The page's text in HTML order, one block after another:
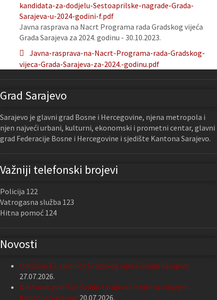
kandidata-za-dodjelu-Sestoaprilske-nagrade-Grada-
Sarajeva-u-2024-godini-f.pdf
Javna rasprava na Nacrt Programa rada Gradskog vijeća
Grada Sarajeva za 2024. godinu - 30.10.2023.
Javna-rasprava-na-Nacrt-Programa-rada-Gradskog-
vijeca-Grada-Sarajeva-za-2024.-godinu.pdf
Grad Sarajevo
Sarajevo je glavni grad Bosne i Hercegovine, njena metropola i
njen najveći urbani, kulturni, ekonomski i prometni centar, glavni
grad Federacije Bosne i Hercegovine i sjedište Kantona Sarajevo.
Važniji telefonski brojevi
Policija 122
Vatrogasna služba 123
Hitna pomoć 124
Novosti
Održana 13. sjednica Gradskog vijeća Grada Sarajeva
27.07.2026.
Nastavak podrške Grada Sarajeva Udruženju slijepih
Kantona Sarajevo 20.07.2026.